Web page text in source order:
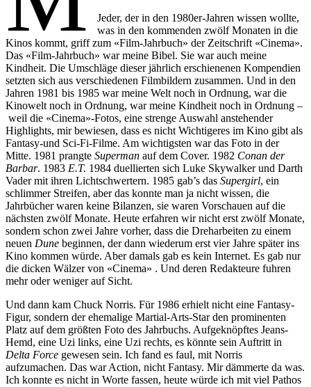
Jeder, der in den 1980er-Jahren wissen wollte,
was in den kommenden zwölf Monaten in die
Kinos kommt, griff zum «Film-Jahrbuch» der Zeitschrift «Cinema».
Das «Film-Jahrbuch» war meine Bibel. Sie war auch meine
Kindheit. Die Umschläge dieser jährlich erschienenen Kompendien
setzten sich aus verschiedenen Filmbildern zusammen. Und in den
Jahren 1981 bis 1985 war meine Welt noch in Ordnung, war die
Kinowelt noch in Ordnung, war meine Kindheit noch in Ordnung –
weil die «Cinema»-Fotos, eine strenge Auswahl anstehender
Highlights, mir bewiesen, dass es nicht Wichtigeres im Kino gibt als
Fantasy-und Sci-Fi-Filme. Am wichtigsten war das Foto in der
Mitte. 1981 prangte Superman auf dem Cover. 1982 Conan der
Barbar. 1983 E.T. 1984 duellierten sich Luke Skywalker und Darth
Vader mit ihren Lichtschwertern. 1985 gab’s das Supergirl, ein
schlimmer Streifen, aber das konnte man ja nicht wissen, die
Jahrbücher waren keine Bilanzen, sie waren Vorschauen auf die
nächsten zwölf Monate. Heute erfahren wir nicht erst zwölf Monate,
sondern schon zwei Jahre vorher, dass die Dreharbeiten zu einem
neuen Dune beginnen, der dann wiederum erst vier Jahre später ins
Kino kommen würde. Aber damals gab es kein Internet. Es gab nur
die dicken Wälzer von «Cinema» . Und deren Redakteure fuhren
mehr oder weniger auf Sicht.
Und dann kam Chuck Norris. Für 1986 erhielt nicht eine Fantasy-
Figur, sondern der ehemalige Martial-Arts-Star den prominenten
Platz auf dem größten Foto des Jahrbuchs. Aufgeknöpftes Jeans-
Hemd, eine Uzi links, eine Uzi rechts, es könnte sein Auftritt in
Delta Force gewesen sein. Ich fand es faul, mit Norris
aufzumachen. Das war Action, nicht Fantasy. Mir dämmerte da was.
Ich konnte es nicht in Worte fassen, heute würde ich mit viel Pathos